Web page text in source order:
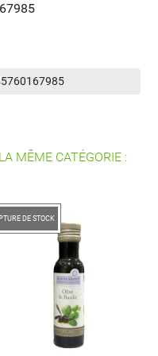
MÊME CATÉGORIE :
DE STOCK